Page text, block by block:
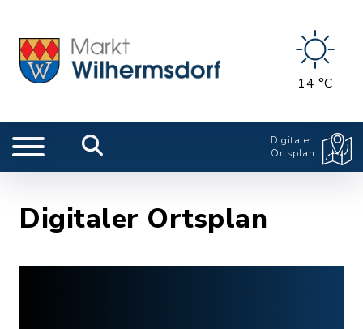
14 °C
Digitaler
Ortsplan
Digitaler Ortsplan